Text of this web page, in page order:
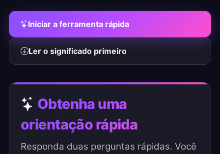
Iniciar a ferramenta rápida
Ler o significado primeiro
Obtenha uma
orientação rápida
Responda duas perguntas rápidas. Você